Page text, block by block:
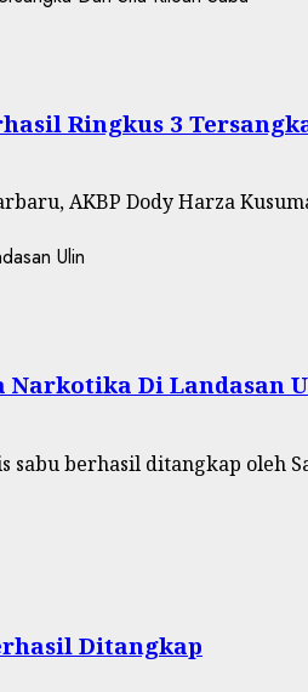
Ringkus 3
AKBP Dody Harza
Narkotika Di Landasan
berhasil ditangkap oleh
Ditangkap